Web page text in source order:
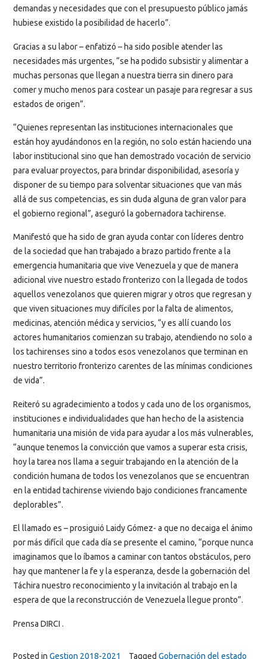
demandas y necesidades que con el presupuesto público jamás
hubiese existido la posibilidad de hacerlo”.
Gracias a su labor – enfatizó – ha sido posible atender las
necesidades más urgentes, “se ha podido subsistir y alimentar a
muchas personas que llegan a nuestra tierra sin dinero para
comer y mucho menos para costear un pasaje para regresar a sus
estados de origen”.
“Quienes representan las instituciones internacionales que
están hoy ayudándonos en la región, no solo están haciendo una
labor institucional sino que han demostrado vocación de servicio
para evaluar proyectos, para brindar disponibilidad, asesoría y
disponer de su tiempo para solventar situaciones que van más
allá de sus competencias, es sin duda alguna de gran valor para
el gobierno regional”, aseguró la gobernadora tachirense.
Manifestó que ha sido de gran ayuda contar con líderes dentro
de la sociedad que han trabajado a brazo partido frente a la
emergencia humanitaria que vive Venezuela y que de manera
adicional vive nuestro estado fronterizo con la llegada de todos
aquellos venezolanos que quieren migrar y otros que regresan y
que viven situaciones muy difíciles por la falta de alimentos,
medicinas, atención médica y servicios, “y es allí cuando los
actores humanitarios comienzan su trabajo, atendiendo no solo a
los tachirenses sino a todos esos venezolanos que terminan en
nuestro territorio fronterizo carentes de las mínimas condiciones
de vida”.
Reiteró su agradecimiento a todos y cada uno de los organismos,
instituciones e individualidades que han hecho de la asistencia
humanitaria una misión de vida para ayudar a los más vulnerables,
“aunque tenemos la convicción que vamos a superar esta crisis,
hoy la tarea nos llama a seguir trabajando en la atención de la
condición humana de todos los venezolanos que se encuentran
en la entidad tachirense viviendo bajo condiciones francamente
deplorables”.
El llamado es – prosiguió Laidy Gómez- a que no decaiga el ánimo
por más difícil que cada día se presente el camino, “porque nunca
imaginamos que lo íbamos a caminar con tantos obstáculos, pero
hay que mantener la fe y la esperanza, desde la gobernación del
Táchira nuestro reconocimiento y la invitación al trabajo en la
espera de que la reconstrucción de Venezuela llegue pronto”.
Prensa DIRCI .
Posted in Gestion 2018-2021 Tagged Gobernación del estado